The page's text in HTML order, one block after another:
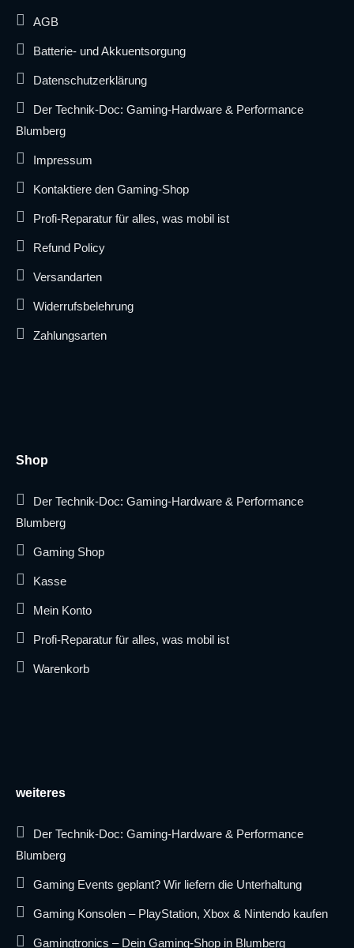
AGB
Batterie- und Akkuentsorgung
Datenschutzerklärung
Der Technik-Doc: Gaming-Hardware & Performance
Blumberg
Impressum
Kontaktiere den Gaming-Shop
Profi-Reparatur für alles, was mobil ist
Refund Policy
Versandarten
Widerrufsbelehrung
Zahlungsarten
Shop
Der Technik-Doc: Gaming-Hardware & Performance
Blumberg
Gaming Shop
Kasse
Mein Konto
Profi-Reparatur für alles, was mobil ist
Warenkorb
weiteres
Der Technik-Doc: Gaming-Hardware & Performance
Blumberg
Gaming Events geplant? Wir liefern die Unterhaltung
Gaming Konsolen – PlayStation, Xbox & Nintendo kaufen
Gamingtronics – Dein Gaming-Shop in Blumberg